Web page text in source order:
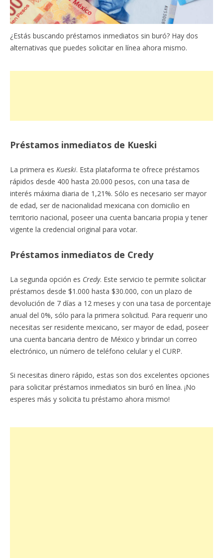
¿Estás buscando préstamos inmediatos sin buró? Hay dos
alternativas que puedes solicitar en línea ahora mismo.
Préstamos inmediatos de Kueski
La primera es Kueski. Esta plataforma te ofrece préstamos
rápidos desde 400 hasta 20.000 pesos, con una tasa de
interés máxima diaria de 1,21%. Sólo es necesario ser mayor
de edad, ser de nacionalidad mexicana con domicilio en
territorio nacional, poseer una cuenta bancaria propia y tener
vigente la credencial original para votar.
Préstamos inmediatos de Credy
La segunda opción es Credy. Este servicio te permite solicitar
préstamos desde $1.000 hasta $30.000, con un plazo de
devolución de 7 días a 12 meses y con una tasa de porcentaje
anual del 0%, sólo para la primera solicitud. Para requerir uno
necesitas ser residente mexicano, ser mayor de edad, poseer
una cuenta bancaria dentro de México y brindar un correo
electrónico, un número de teléfono celular y el CURP.
Si necesitas dinero rápido, estas son dos excelentes opciones
para solicitar préstamos inmediatos sin buró en línea. ¡No
esperes más y solicita tu préstamo ahora mismo!